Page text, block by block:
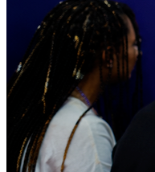
Fortaleza